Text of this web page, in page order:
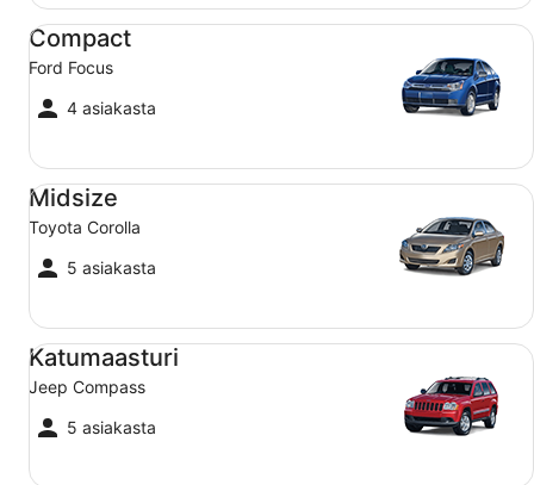
Compact
Ford Focus
4 asiakasta
Compact Ford Focus
Midsize
Toyota Corolla
5 asiakasta
Midsize Toyota Corolla
Katumaasturi
Jeep Compass
5 asiakasta
Katumaasturi Jeep Compass